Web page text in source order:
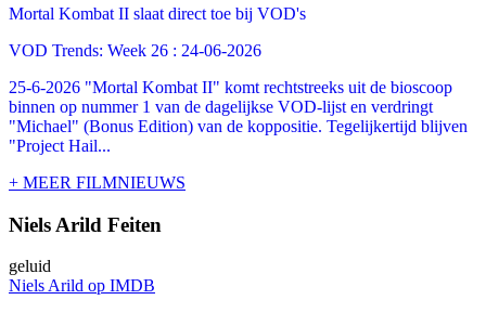
Mortal Kombat II slaat direct toe bij VOD's
VOD Trends: Week 26 : 24-06-2026
25-6-2026 "Mortal Kombat II" komt rechtstreeks uit de bioscoop
binnen op nummer 1 van de dagelijkse VOD-lijst en verdringt
"Michael" (Bonus Edition) van de koppositie. Tegelijkertijd blijven
"Project Hail...
+ MEER FILMNIEUWS
Niels Arild Feiten
geluid
Niels Arild op IMDB